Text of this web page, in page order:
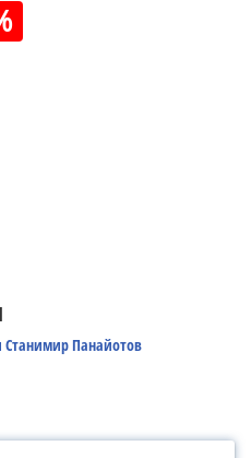
Станимир Панайотов